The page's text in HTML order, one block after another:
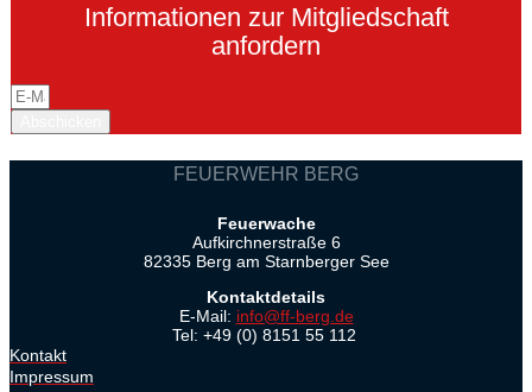
Informationen zur Mitgliedschaft
anfordern
FEUERWEHR BERG
Feuerwache
Aufkirchnerstraße 6
82335 Berg am Starnberger See
Kontaktdetails
E-Mail: info@ff-berg.de
Tel: +49 (0) 8151 55 112
Kontakt
Impressum